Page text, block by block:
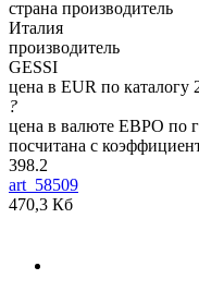
страна производитель
Италия
производитель
GESSI
цена в EUR по каталогу
?
цена в валюте ЕВРО по
посчитана с
398.2
art_58509
470,3 Кб